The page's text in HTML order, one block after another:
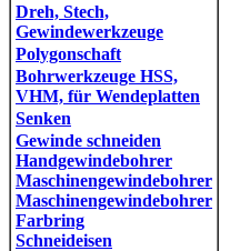
Dreh, Stech,
Gewindewerkzeuge
Polygonschaft
Bohrwerkzeuge HSS,
VHM, für Wendeplatten
Senken
Gewinde schneiden
Handgewindebohrer
Maschinengewindebohrer
Maschinengewindebohrer
Farbring
Schneideisen